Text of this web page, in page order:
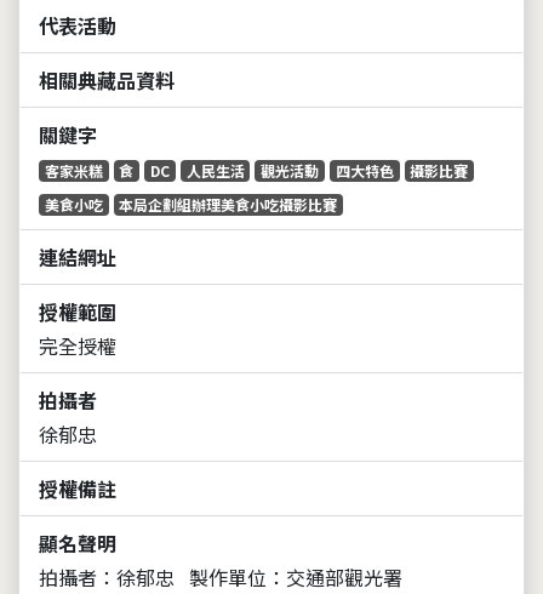
代表活動
相關典藏品資料
關鍵字
客家米糕 食 DC 人民生活 觀光活動 四大特色
攝影比賽
美食小吃
本局企劃組辦理美食小吃攝影比賽
連結網址
授權範圍
完全授權
拍攝者
徐郁忠
授權備註
顯名聲明
拍攝者：徐郁忠 製作單位：交通部觀光署